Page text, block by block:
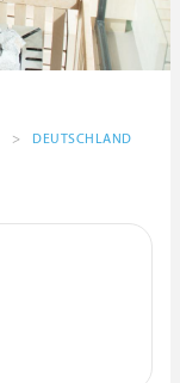
> DEUTSCHLAND